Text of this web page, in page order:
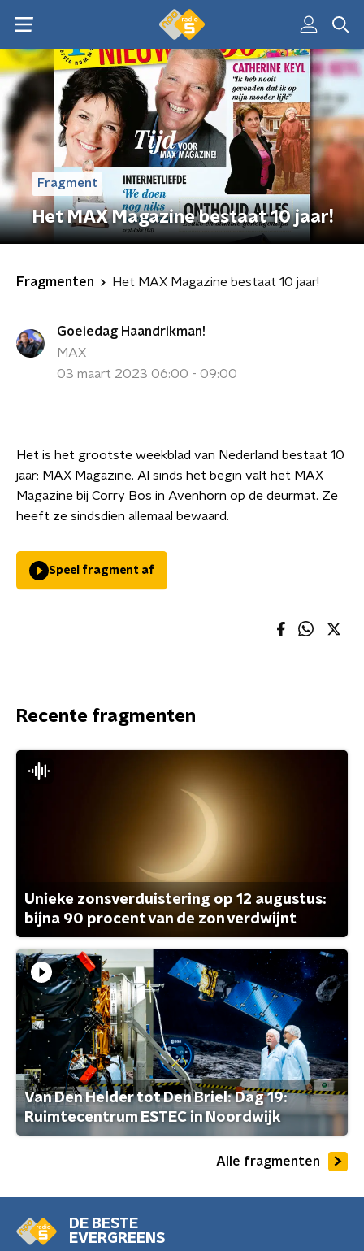
Fragment
Het MAX Magazine bestaat 10 jaar!
Fragmenten Het MAX Magazine bestaat 10 jaar!
Goeiedag Haandrikman!
MAX
03 maart 2023 06:00 - 09:00
Het is het grootste weekblad van Nederland bestaat 10
jaar: MAX Magazine. Al sinds het begin valt het MAX
Magazine bij Corry Bos in Avenhorn op de deurmat. Ze
heeft ze sindsdien allemaal bewaard.
Speel fragment af
Recente fragmenten
Unieke zonsverduistering op 12 augustus:
bijna 90 procent van de zon verdwijnt
Van Den Helder tot Den Briel: Dag 19:
Ruimtecentrum ESTEC in Noordwijk
Alle fragmenten
DE BESTE
EVERGREENS